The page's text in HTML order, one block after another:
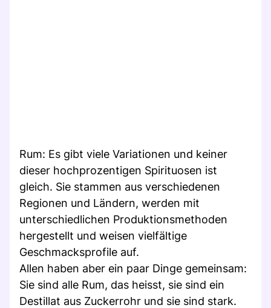
Rum: Es gibt viele Variationen und keiner
dieser hochprozentigen Spirituosen ist
gleich. Sie stammen aus verschiedenen
Regionen und Ländern, werden mit
unterschiedlichen Produktionsmethoden
hergestellt und weisen vielfältige
Geschmacksprofile auf.
Allen haben aber ein paar Dinge gemeinsam:
Sie sind alle Rum, das heisst, sie sind ein
Destillat aus Zuckerrohr und sie sind stark.